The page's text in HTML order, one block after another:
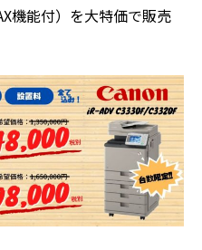
機能付）を大特価で販売